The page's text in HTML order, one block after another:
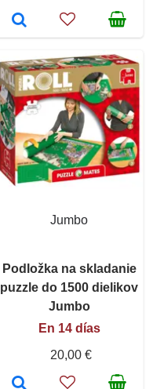
Jumbo
Podložka na skladanie
puzzle do 1500 dielikov
Jumbo
En 14 días
20,00 €